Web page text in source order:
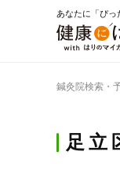
あなたに「ぴっ
鍼灸院検索・
足立